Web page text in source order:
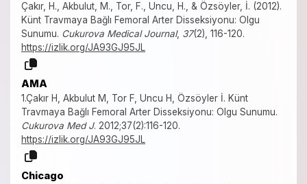
Çakır, H., Akbulut, M., Tor, F., Uncu, H., & Özsöyler, İ. (2012).
Künt Travmaya Bağlı Femoral Arter Disseksiyonu: Olgu
Sunumu. Cukurova Medical Journal, 37(2), 116-120.
https://izlik.org/JA93GJ95JL
AMA
1.Çakır H, Akbulut M, Tor F, Uncu H, Özsöyler İ. Künt
Travmaya Bağlı Femoral Arter Disseksiyonu: Olgu Sunumu.
Cukurova Med J. 2012;37(2):116-120.
https://izlik.org/JA93GJ95JL
Chicago